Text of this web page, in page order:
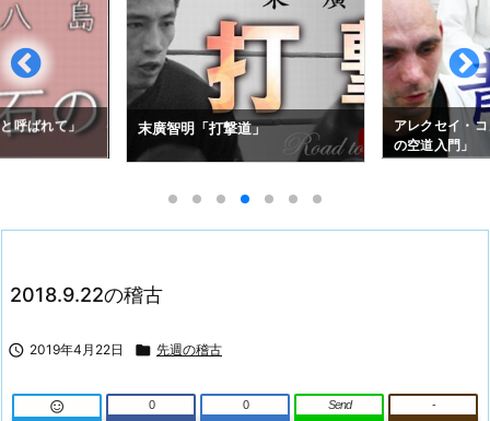
呼ばれて」 末廣智明「打撃道」
アレクセイ・
の空道入門」
2018.9.22の稽古
 2019年4月22日  先週の稽古
 0 0 Send -